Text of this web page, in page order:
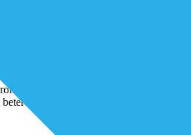
ervaring uit met andere
in onze
elkaar vinden, versterken en
zorg.